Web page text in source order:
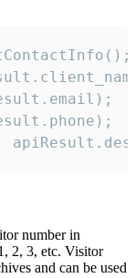
number in
2, 3, etc. Visitor
and can be used